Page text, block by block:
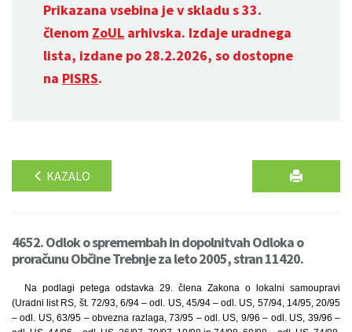
Prikazana vsebina je v skladu s 33.
členom ZoUL arhivska. Izdaje uradnega
lista, izdane po 28.2.2026, so dostopne
na PISRS.
KAZALO
4652. Odlok o spremembah in dopolnitvah Odloka o
proračunu Občine Trebnje za leto 2005, stran 11420.
Na podlagi petega odstavka 29. člena Zakona o lokalni samoupravi
(Uradni list RS, št. 72/93, 6/94 – odl. US, 45/94 – odl. US, 57/94, 14/95, 20/95
– odl. US, 63/95 – obvezna razlaga, 73/95 – odl. US, 9/96 – odl. US, 39/96 –